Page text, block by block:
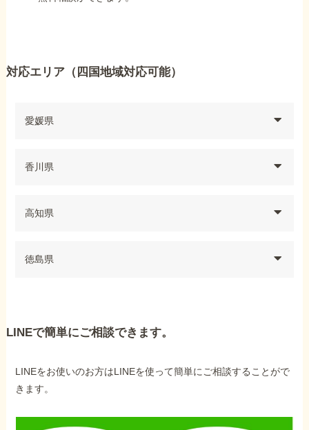
対応エリア（四国地域対応可能）
愛媛県
香川県
高知県
徳島県
LINEで簡単にご相談できます。
LINEをお使いのお方はLINEを使って簡単にご相談することがで
きます。